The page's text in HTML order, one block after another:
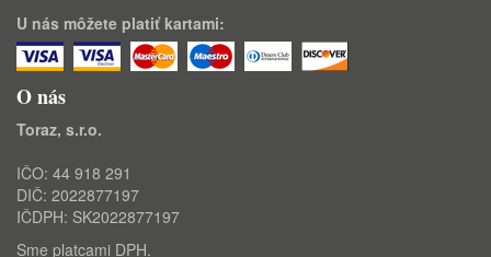
U nás môžete platiť kartami:
O nás
Toraz, s.r.o.
IČO: 44 918 291
DIČ: 2022877197
IČDPH: SK2022877197
Sme platcami DPH.